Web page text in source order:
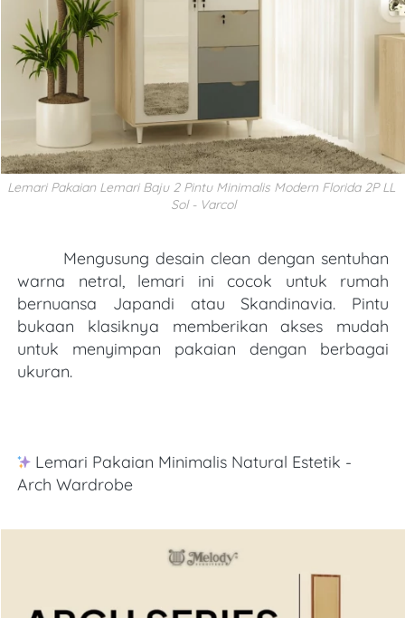
Lemari Pakaian Lemari Baju 2 Pintu Minimalis Modern Florida 2P LL
Sol - Varcol
Mengusung desain clean dengan sentuhan
warna netral, lemari ini cocok untuk rumah
bernuansa Japandi atau Skandinavia. Pintu
bukaan klasiknya memberikan akses mudah
untuk menyimpan pakaian dengan berbagai
ukuran.
Lemari Pakaian Minimalis Natural Estetik -
Arch Wardrobe